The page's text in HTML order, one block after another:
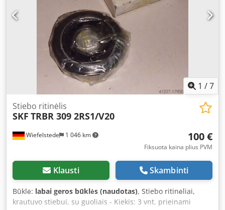
1 /7
Wiefelstede 1 046 km
Stiebo ritinėlis
SKF TRBR 309 2RS1/V20
100 €
Fiksuota kaina plius PVM
Klausti Skambinti
Būklė: labai geros būklės (naudotas), Stiebo ritinėliai,
krautuvo stiebui, su guoliais - Kiekis: 3 vnt. prieinami